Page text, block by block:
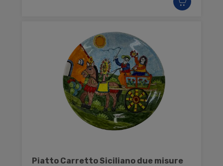
Piatto Carretto Siciliano due misure